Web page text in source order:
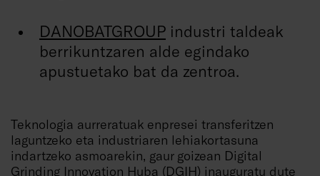
DANOBATGROUP industri taldeak
berrikuntzaren alde egindako
apustuetako bat da zentroa.
Teknologia aurreratuak enpresei transferitzen
laguntzeko eta industriaren lehiakortasuna
indartzeko asmoarekin, gaur goizean Digital
Grinding Innovation Huba (DGIH) inauguratu dute